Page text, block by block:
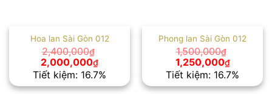
Hoa lan Sài Gòn 012
2,400,000₫
Giá
gốc
là:
2,400,000₫.
2,000,000₫Giá
hiện
tại
là:
Tiết kiệm: 16.7%
Phong lan Sài Gòn 012
1,500,000₫
Giá
gốc
là:
1,500,000₫.
1,250,000₫Giá
hiện
tại
là:
Tiết kiệm: 16.7%